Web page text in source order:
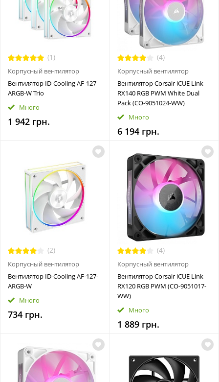
(1)
Корпусный вентилятор
Вентилятор ID-Cooling AF-127-
ARGB-W Trio
Много
1 942 грн.
(4)
Корпусный вентилятор
Вентилятор Corsair iCUE Link
RX140 RGB PWM White Dual
Pack (CO-9051024-WW)
Много
6 194 грн.
(2)
Корпусный вентилятор
Вентилятор ID-Cooling AF-127-
ARGB-W
Много
734 грн.
(4)
Корпусный вентилятор
Вентилятор Corsair iCUE Link
RX120 RGB PWM (CO-9051017-
WW)
Много
1 889 грн.